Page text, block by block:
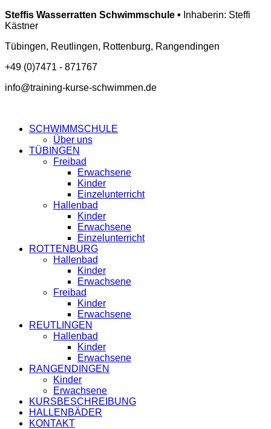
Steffis Wasserratten Schwimmschule • Inhaberin: Steffi
Kästner
Tübingen, Reutlingen, Rottenburg, Rangendingen
+49 (0)7471 - 871767
info@training-kurse-schwimmen.de
SCHWIMMSCHULE
Über uns
TÜBINGEN
Freibad
Erwachsene
Kinder
Einzelunterricht
Hallenbad
Kinder
Erwachsene
Einzelunterricht
ROTTENBURG
Hallenbad
Kinder
Erwachsene
Freibad
Kinder
Erwachsene
REUTLINGEN
Hallenbad
Kinder
Erwachsene
RANGENDINGEN
Kinder
Erwachsene
KURSBESCHREIBUNG
HALLENBÄDER
KONTAKT